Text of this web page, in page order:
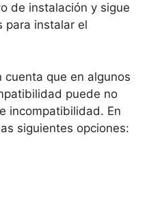
de instalación y sigue
para instalar el
que en algunos
puede no
incompatibilidad. En
siguientes opciones: